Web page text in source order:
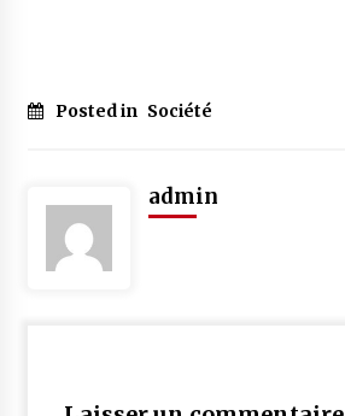
Posted in Société
admin